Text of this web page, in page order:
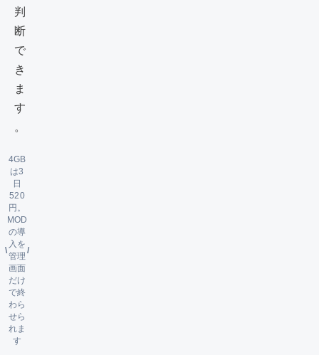
判
断
で
き
ま
す
。
\
4GB
は3
日
520
円。
MOD
の導
入を
管理
画面
だけ
で終
わら
せら
れま
す
/